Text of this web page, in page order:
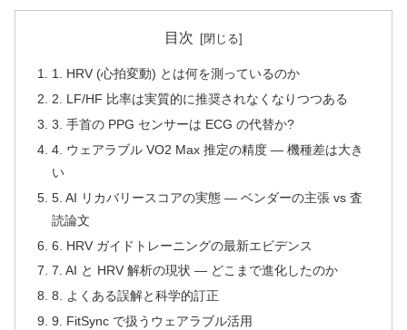
目次
1. HRV (心拍変動) とは何を測っているのか
2. LF/HF 比率は実質的に推奨されなくなりつつある
3. 手首の PPG センサーは ECG の代替か?
4. ウェアラブル VO2 Max 推定の精度 — 機種差は大き
い
5. AI リカバリースコアの実態 — ベンダーの主張 vs 査
読論文
6. HRV ガイドトレーニングの最新エビデンス
7. AI と HRV 解析の現状 — どこまで進化したのか
8. よくある誤解と科学的訂正
9. FitSync で扱うウェアラブル活用